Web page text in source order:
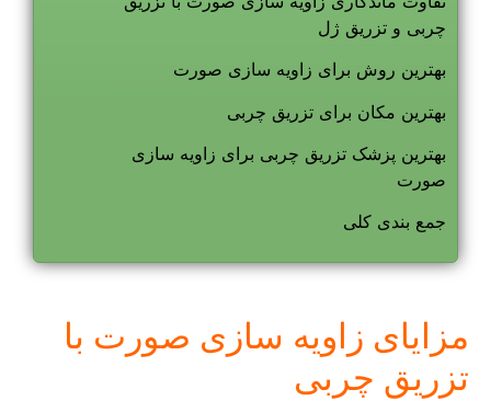
چربی و تزریق ژل
بهترین روش برای زاویه سازی صورت
بهترین مکان برای تزریق چربی
بهترین پزشک تزریق چربی برای زاویه سازی
صورت
جمع بندی کلی
مزایای زاویه سازی صورت با
تزریق چربی